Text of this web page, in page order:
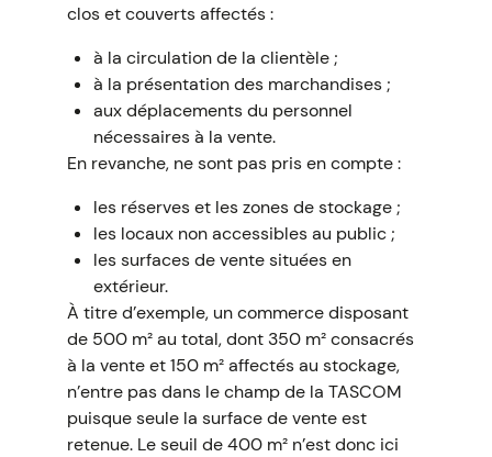
clos et couverts affectés :
à la circulation de la clientèle ;
à la présentation des marchandises ;
aux déplacements du personnel
nécessaires à la vente.
En revanche, ne sont pas pris en compte :
les réserves et les zones de stockage ;
les locaux non accessibles au public ;
les surfaces de vente situées en
extérieur.
À titre d’exemple, un commerce disposant
de 500 m² au total, dont 350 m² consacrés
à la vente et 150 m² affectés au stockage,
n’entre pas dans le champ de la TASCOM
puisque seule la surface de vente est
retenue. Le seuil de 400 m² n’est donc ici